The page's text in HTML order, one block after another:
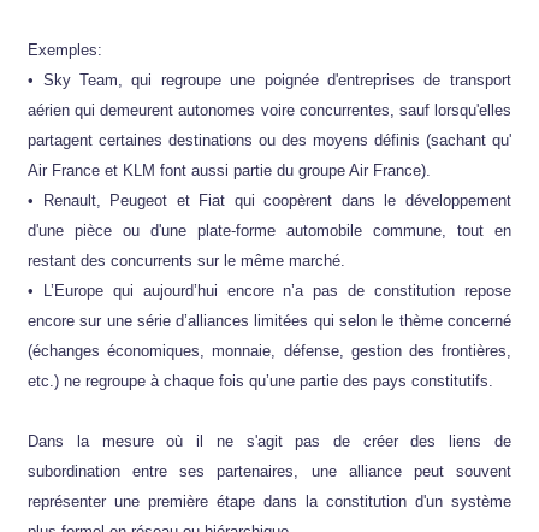
Exemples:
• Sky Team, qui regroupe une poignée d'entreprises de transport
aérien qui demeurent autonomes voire concurrentes, sauf lorsqu'elles
partagent certaines destinations ou des moyens définis (sachant qu'
Air France et KLM font aussi partie du groupe Air France).
• Renault, Peugeot et Fiat qui coopèrent dans le développement
d'une pièce ou d'une plate-forme automobile commune, tout en
restant des concurrents sur le même marché.
• L’Europe qui aujourd’hui encore n’a pas de constitution repose
encore sur une série d’alliances limitées qui selon le thème concerné
(échanges économiques, monnaie, défense, gestion des frontières,
etc.) ne regroupe à chaque fois qu’une partie des pays constitutifs.
Dans la mesure où il ne s'agit pas de créer des liens de
subordination entre ses partenaires, une alliance peut souvent
représenter une première étape dans la constitution d'un système